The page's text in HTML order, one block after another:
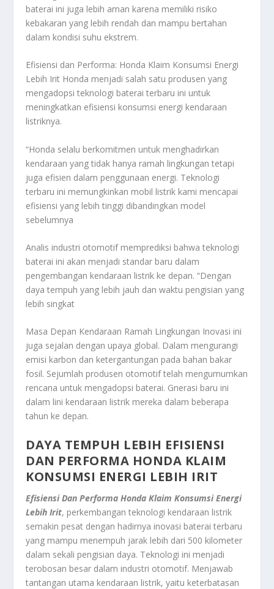
baterai ini juga lebih aman karena memiliki risiko
kebakaran yang lebih rendah dan mampu bertahan
dalam kondisi suhu ekstrem.
Efisiensi dan Performa: Honda Klaim Konsumsi Energi
Lebih Irit Honda menjadi salah satu produsen yang
mengadopsi teknologi baterai terbaru ini untuk
meningkatkan efisiensi konsumsi energi kendaraan
listriknya.
“Honda selalu berkomitmen untuk menghadirkan
kendaraan yang tidak hanya ramah lingkungan tetapi
juga efisien dalam penggunaan energi. Teknologi
terbaru ini memungkinkan mobil listrik kami mencapai
efisiensi yang lebih tinggi dibandingkan model
sebelumnya
Analis industri otomotif memprediksi bahwa teknologi
baterai ini akan menjadi standar baru dalam
pengembangan kendaraan listrik ke depan. “Dengan
daya tempuh yang lebih jauh dan waktu pengisian yang
lebih singkat
Masa Depan Kendaraan Ramah Lingkungan Inovasi ini
juga sejalan dengan upaya global. Dalam mengurangi
emisi karbon dan ketergantungan pada bahan bakar
fosil. Sejumlah produsen otomotif telah mengumumkan
rencana untuk mengadopsi baterai. Gnerasi baru ini
dalam lini kendaraan listrik mereka dalam beberapa
tahun ke depan.
DAYA TEMPUH LEBIH EFISIENSI
DAN PERFORMA HONDA KLAIM
KONSUMSI ENERGI LEBIH IRIT
Efisiensi Dan Performa Honda Klaim Konsumsi Energi
Lebih Irit, perkembangan teknologi kendaraan listrik
semakin pesat dengan hadirnya inovasi baterai terbaru
yang mampu menempuh jarak lebih dari 500 kilometer
dalam sekali pengisian daya. Teknologi ini menjadi
terobosan besar dalam industri otomotif. Menjawab
tantangan utama kendaraan listrik, yaitu keterbatasan